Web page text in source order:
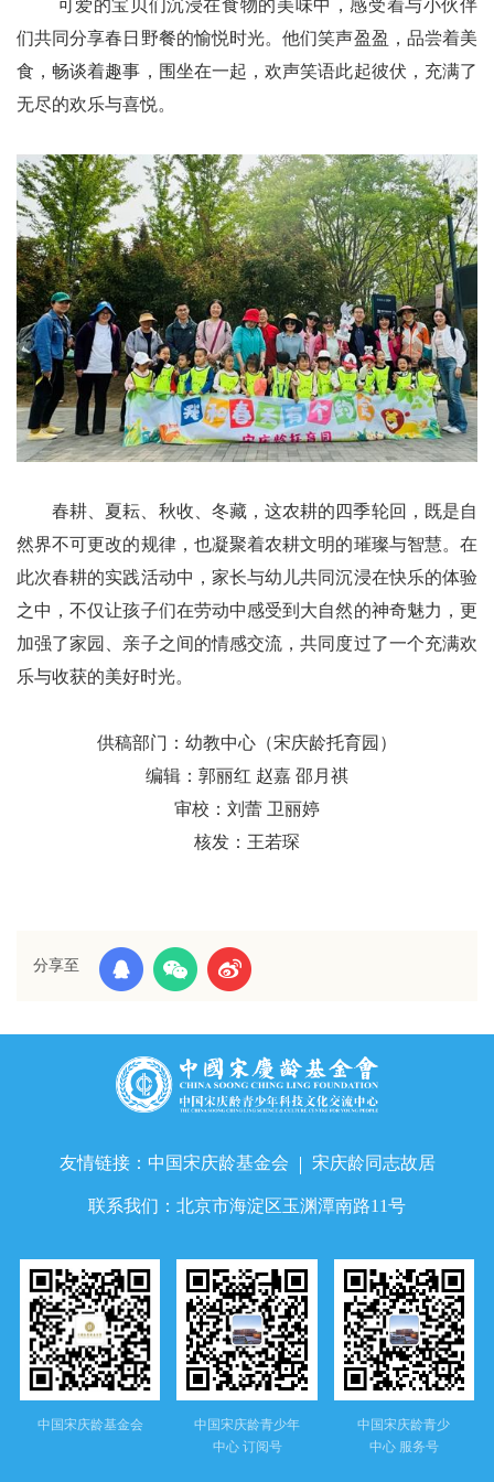
可爱的宝贝们沉浸在食物的美味中，感受着与小伙伴
们共同分享春日野餐的愉悦时光。他们笑声盈盈，品尝着美
食，畅谈着趣事，围坐在一起，欢声笑语此起彼伏，充满了
无尽的欢乐与喜悦。
春耕、夏耘、秋收、冬藏，这农耕的四季轮回，既是自
然界不可更改的规律，也凝聚着农耕文明的璀璨与智慧。在
此次春耕的实践活动中，家长与幼儿共同沉浸在快乐的体验
之中，不仅让孩子们在劳动中感受到大自然的神奇魅力，更
加强了家园、亲子之间的情感交流，共同度过了一个充满欢
乐与收获的美好时光。
供稿部门：幼教中心（宋庆龄托育园）
编辑：郭丽红 赵嘉 邵月祺
审校：刘蕾 卫丽婷
核发：王若琛
分享至
友情链接： 中国宋庆龄基金会 宋庆龄同志故居
联系我们： 北京市海淀区玉渊潭南路11号
中国宋庆龄基金会
中国宋庆龄青少年
中心 订阅号
中国宋庆龄青少
中心 服务号